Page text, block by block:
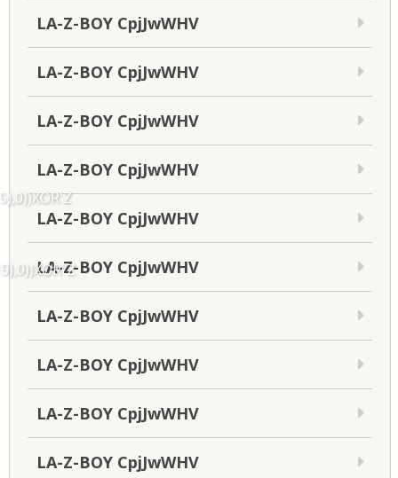
LA-Z-BOY CpjJwWHV
LA-Z-BOY CpjJwWHV
LA-Z-BOY CpjJwWHV
LA-Z-BOY CpjJwWHV
LA-Z-BOY CpjJwWHV
LA-Z-BOY CpjJwWHV
LA-Z-BOY CpjJwWHV
LA-Z-BOY CpjJwWHV
LA-Z-BOY CpjJwWHV
LA-Z-BOY CpjJwWHV